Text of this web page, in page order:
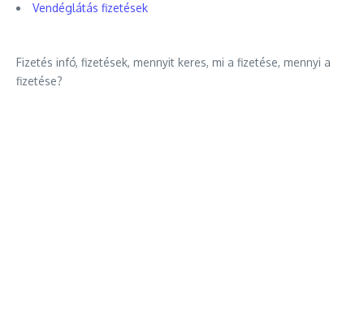
Vendéglátás fizetések
Fizetés infó, fizetések, mennyit keres, mi a fizetése, mennyi a
fizetése?